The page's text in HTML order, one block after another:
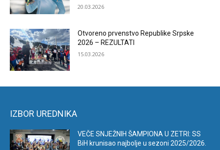
20.03.2026
Otvoreno prvenstvo Republike Srpske
2026 – REZULTATI
15.03.2026
IZBOR UREDNIKA
VEČE SNJEŽNIH ŠAMPIONA U ZETRI: SS
BiH krunisao najbolje u sezoni 2025/2026.